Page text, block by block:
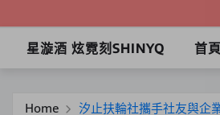
星漩酒 炫霓刻SHINYQ 首頁
Home 汐止扶輪社攜手社友與企